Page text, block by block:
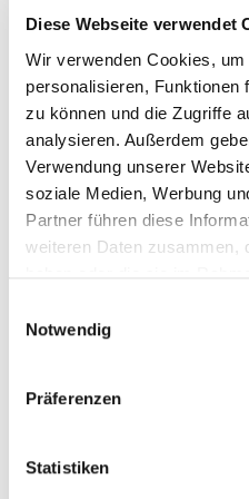
Diese Webseite verwendet
Wir verwenden Cookies,
personalisieren, Funktionen
zu können und die Zugriffe
analysieren. Außerdem
Verwendung unserer
soziale Medien, Werbung
Partner führen diese
weiteren Daten zusammen,
Notwendig
Präferenzen
Statistiken
allerdings geschmolzen.
Was dabei
vermeintlichen Täter
war es eine Schale zu viel:
haben wir eine Kamera
wodurch wir der Polizei
beteiligten Institutionen
erfolgreich daran
im Namen der Füchse